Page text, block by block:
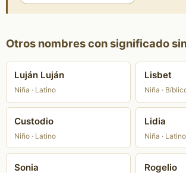
Otros nombres con significado
Luján Luján
Niña · Latino
Lisbet
Niña ·
Custodio
Niño · Latino
Lidia
Niña · Latino
Sonia Rogelio